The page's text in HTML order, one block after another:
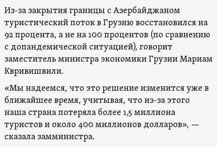
Из-за закрытия границы с Азербайджаном
туристический поток в Грузию восстановился на
92 процента, а не на 100 процентов (по сравнению
с допандемической ситуацией), говорит
заместитель министра экономики Грузии Мариам
Квривишвили.
«Мы надеемся, что это решение изменится уже в
ближайшее время, учитывая, что из-за этого
наша страна потеряла более 1,5 миллиона
туристов и около 400 миллионов долларов», —
сказала замминистра.